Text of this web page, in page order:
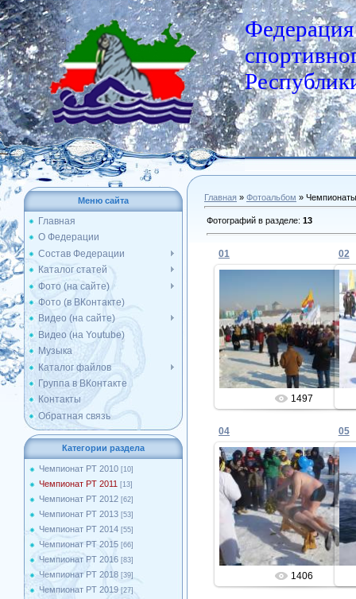
Федерация
Меню сайта
Главная
О Федерации
Состав Федерации
Каталог статей
Фото (на сайте)
Фото (в ВКонтакте)
Видео (на сайте)
Видео (на Youtube)
Музыка
Каталог файлов
Группа в ВКонтакте
Контакты
Обратная связь
Категории раздела
Чемпионат РТ 2010 [10]
Чемпионат РТ 2011 [13]
Чемпионат РТ 2012 [62]
Чемпионат РТ 2013 [53]
Чемпионат РТ 2014 [55]
Чемпионат РТ 2015 [66]
Чемпионат РТ 2016 [83]
Чемпионат РТ 2018 [39]
Чемпионат РТ 2019 [27]
Главная » Фотоальбом » Чемпионаты
Фотографий в разделе: 13
01
13.02.2013
Admin
1497
02
04
13.02.2013
Admin
1406
05